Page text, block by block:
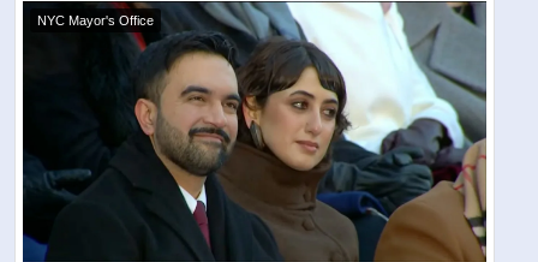
NYC Mayor's Office